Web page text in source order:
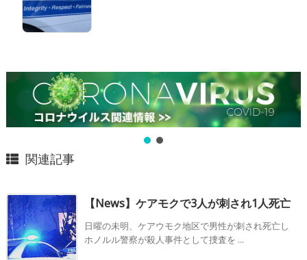
関連記事
【News】ケアモクで3人が刺され1人死亡
日曜の未明、ケアウモク地区で男性が刺され死亡し
ホノルル警察が殺人事件として捜査を ...